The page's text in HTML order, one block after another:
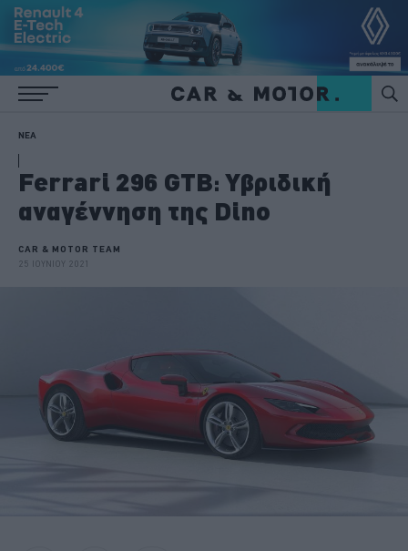
ΝΕΑ
Ferrari 296 GTB: Υβριδική
αναγέννηση της Dino
CAR & MOTOR TEAM
25 ΙΟΥΝΙΟΥ 2021